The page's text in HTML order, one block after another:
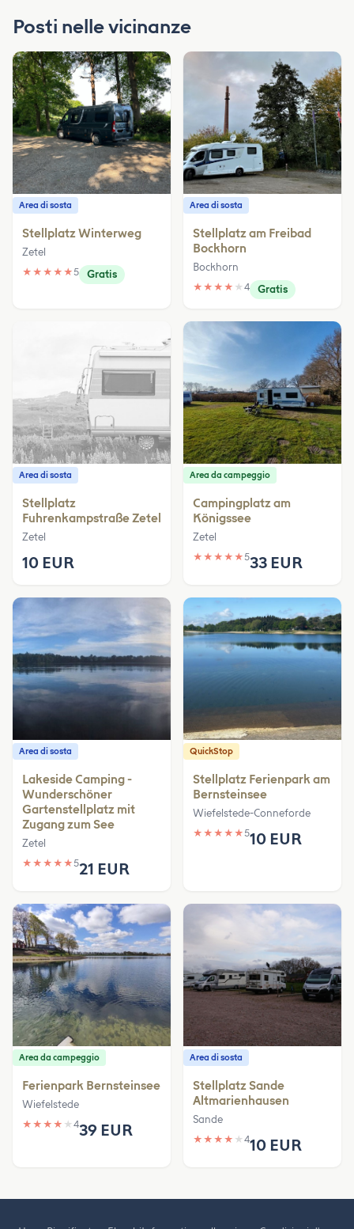
Posti nelle vicinanze
Area di sosta
Stellplatz Winterweg
Zetel
★ ★ ★ ★ ★5 Gratis
Area di sosta
Stellplatz am Freibad
Bockhorn
Bockhorn
★ ★ ★ ★ ★ 4 Gratis
Area di sosta
Stellplatz
Fuhrenkampstraße Zetel
Zetel
10 EUR
Area da campeggio
Campingplatz am
Königssee
Zetel
★ ★ ★ ★ ★533 EUR
Area di sosta
Lakeside Camping -
Wunderschöner
Gartenstellplatz mit
Zugang zum See
Zetel
★ ★ ★ ★ ★521 EUR
QuickStop
Stellplatz Ferienpark am
Bernsteinsee
Wiefelstede-Conneforde
★ ★ ★ ★ ★510 EUR
Area da campeggio
Ferienpark Bernsteinsee
Wiefelstede
★ ★ ★ ★ ★ 439 EUR
Area di sosta
Stellplatz Sande
Altmarienhausen
Sande
★ ★ ★ ★ ★ 410 EUR